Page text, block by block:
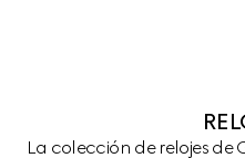
La colección de relojes